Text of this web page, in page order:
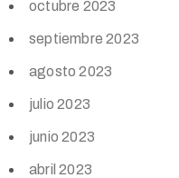
octubre 2023
septiembre 2023
agosto 2023
julio 2023
junio 2023
abril 2023